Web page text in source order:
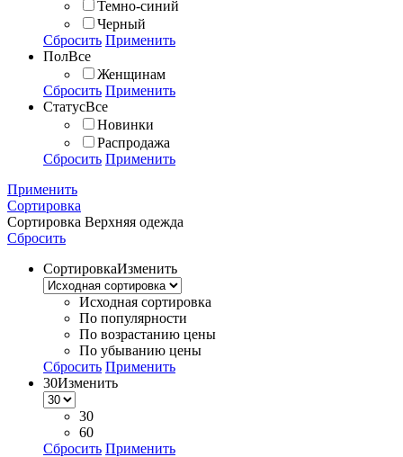
Темно-синий
Черный
Сбросить Применить
ПолВсе
Женщинам
Сбросить Применить
СтатусВсе
Новинки
Распродажа
Сбросить Применить
Применить
Сортировка
Сортировка Верхняя одежда
Сбросить
СортировкаИзменить
Исходная сортировка
По популярности
По возрастанию цены
По убыванию цены
Сбросить Применить
30Изменить
30
60
Сбросить Применить